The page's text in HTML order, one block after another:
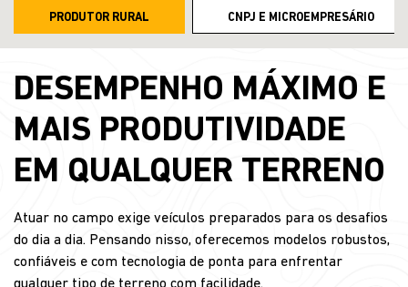
CNPJ E MICROEMPRESÁRIO
PRODUTOR RURAL
DESEMPENHO MÁXIMO E
MAIS PRODUTIVIDADE
EM QUALQUER TERRENO
Atuar no campo exige veículos preparados para os desafios
do dia a dia. Pensando nisso, oferecemos modelos robustos,
confiáveis e com tecnologia de ponta para enfrentar
qualquer tipo de terreno com facilidade.